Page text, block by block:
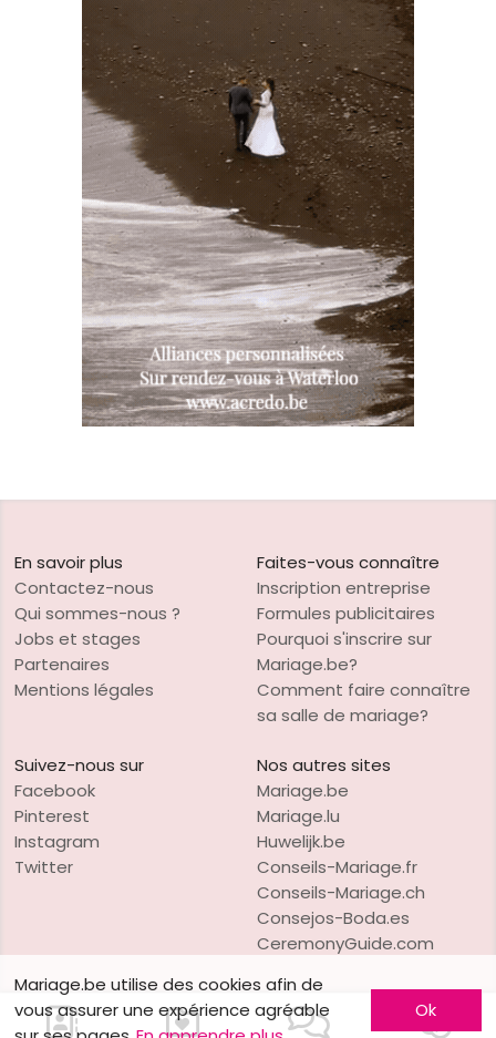
En savoir plus
Contactez-nous
Qui sommes-nous ?
Jobs et stages
Partenaires
Mentions légales
Faites-vous connaître
Inscription entreprise
Formules publicitaires
Pourquoi s'inscrire sur
Mariage.be?
Comment faire connaître
sa salle de mariage?
Suivez-nous sur
Facebook
Pinterest
Instagram
Twitter
Nos autres sites
Mariage.be
Mariage.lu
Huwelijk.be
Conseils-Mariage.fr
Conseils-Mariage.ch
Consejos-Boda.es
CeremonyGuide.com
Mariage.be utilise des cookies afin de
vous assurer une expérience agréable
Ok